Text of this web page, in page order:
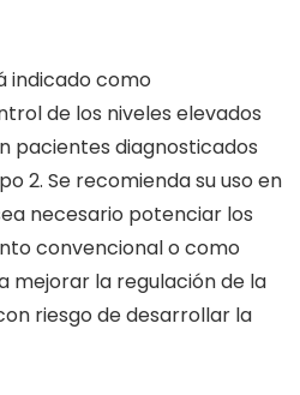
indicado como
de los niveles elevados
pacientes diagnosticados
2. Se recomienda su uso en
necesario potenciar los
convencional o como
mejorar la regulación de la
riesgo de desarrollar la